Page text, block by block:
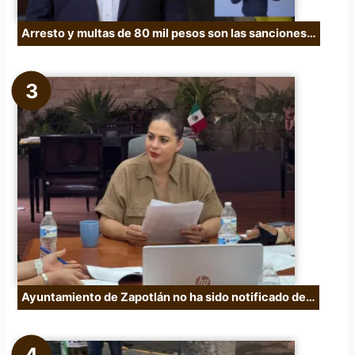
Arresto y multas de 80 mil pesos son las sanciones…
Ayuntamiento de Zapotlán no ha sido notificado de…